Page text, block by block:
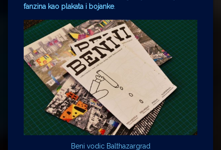
fanzina kao plakata i bojanke.
Beni vodic Balthazargrad